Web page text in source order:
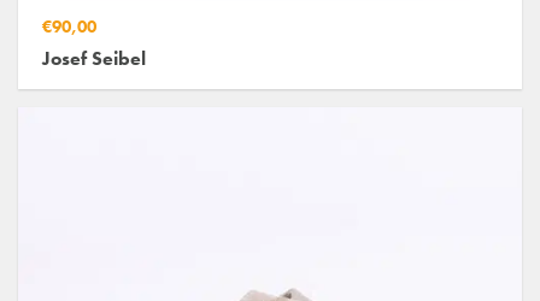
€90,00
Josef Seibel